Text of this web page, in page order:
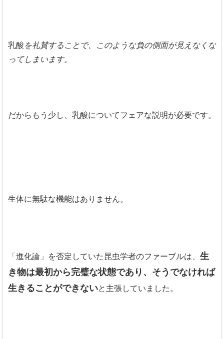
乳酸 を礼賛することで、このような負の側面が見えなくな
ってしまいます。
だからもう少し、乳酸についてフェアな説明が必要です。
生体に無駄な機能はありません。
「進化論」を否定していた昆虫学者のファーブルは、 生
き物は最初から完璧な状態であり、そうでなければ
生きることができないと主張していました。